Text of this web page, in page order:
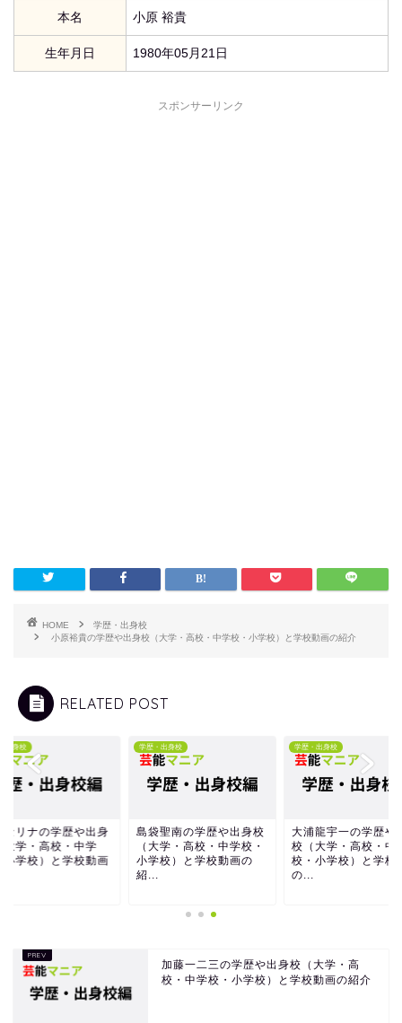
本名 小原 裕貴
生年月日 1980年05月21日
スポンサーリンク
HOME
学歴・出身校
小原裕貴の学歴や出身校（大学・高校・中学校・小学校）と学校動画の紹介
RELATED POST
出身校
セリナの学歴や出身
大学・高校・中学
小学校）と学校動画
学歴・出身校
島袋聖南の学歴や出身校
（大学・高校・中学校・
小学校）と学校動画の
紹...
学歴・出身校
大浦龍宇一の学歴や
校（大学・高校・中
校・小学校）と学校
の...
加藤一二三の学歴や出身校（大学・高
校・中学校・小学校）と学校動画の紹介